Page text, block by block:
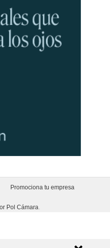
Promociona tu empresa
Pol Cámara.